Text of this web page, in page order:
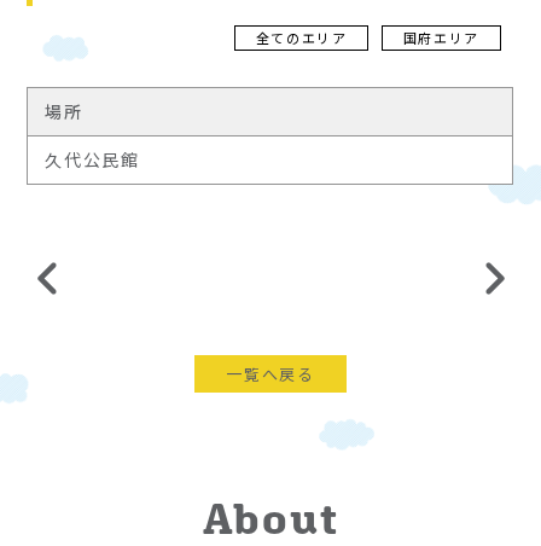
全てのエリア 国府エリア
場所
久代公民館
一覧へ戻る
About